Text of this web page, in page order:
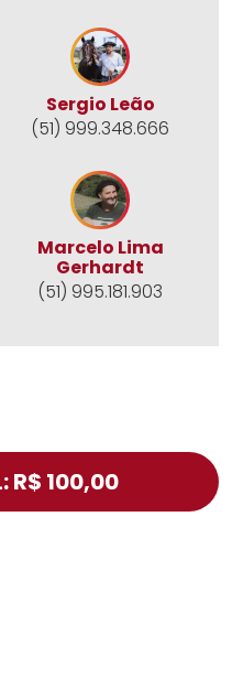
Sergio Leão
(51) 999.348.666
Marcelo Lima
Gerhardt
(51) 995.181.903
R$ 100,00